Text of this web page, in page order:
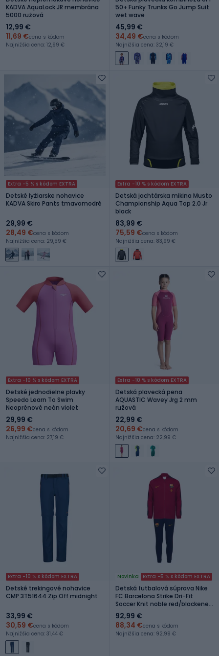
KADVA AquaLock JR membrána
5000 ružová
12,99 €
11,69 €cena s kódom
Najnižšia cena: 12,99 €
50+ Funky Trunks Go Jump Suit
wet wave
45,99 €
34,49 €cena s kódom
Najnižšia cena: 32,19 €
Extra -5 % s kódom EXTRA
Detské lyžiarske nohavice
KADVA Skiro Pants tmavomodré
29,99 €
28,49 €cena s kódom
Najnižšia cena: 29,59 €
Extra -10 % s kódom EXTRA
Detská jachtárska mikina Musto
Championship Aqua Top 2.0 Jr
black
83,99 €
75,59 €cena s kódom
Najnižšia cena: 83,99 €
Extra -10 % s kódom EXTRA
Detské jednodielne plavky
Speedo Learn To Swim
Neoprénové neón violet
29,99 €
26,99 €cena s kódom
Najnižšia cena: 27,19 €
Extra -10 % s kódom EXTRA
Detská plavecká pena
AQUASTIC Wavey Jrg 2 mm
ružová
22,99 €
20,69 €cena s kódom
Najnižšia cena: 22,99 €
Extra -10 % s kódom EXTRA
Detské trekingové nohavice
CMP 3T51644 Zip Off midnight
33,99 €
30,59 €cena s kódom
Najnižšia cena: 31,44 €
Novinka Extra -5 % s kódom EXTRA
Detská futbalová súprava Nike
FC Barcelona Strike Dri-Fit
Soccer Knit noble red/blackened
blue
92,99 €
88,34 €cena s kódom
Najnižšia cena: 92,99 €